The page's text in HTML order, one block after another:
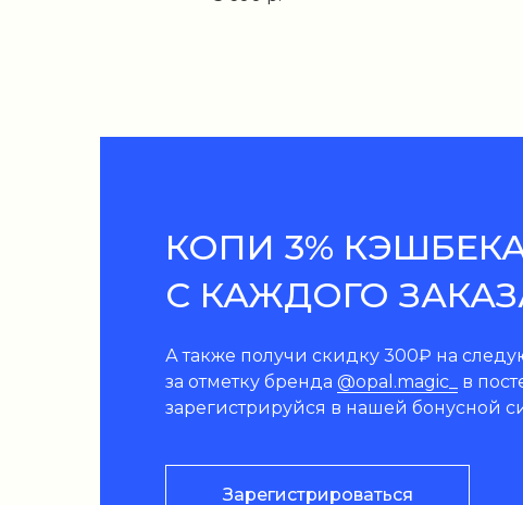
КОПИ 3%
С КАЖДОГО
Зарегистрироваться
А также получи скидку 300₽ на
за отметку бренда @opal.magic_
в
зарегистрируйся в нашей бонусной